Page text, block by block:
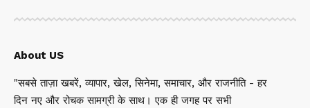
About US
"सबसे ताज़ा खबरें, व्यापार, खेल, सिनेमा, समाचार, और राजनीति - हर
दिन नए और रोचक सामग्री के साथ। एक ही जगह पर सभी